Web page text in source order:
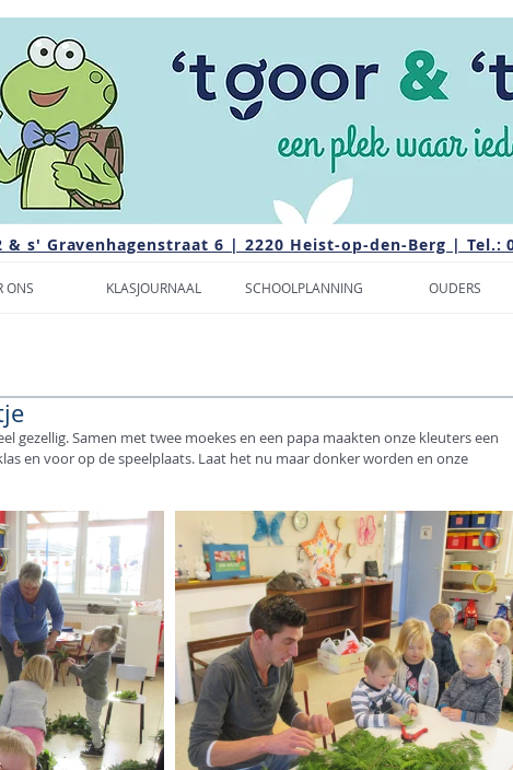
s' Gravenhagenstraat 6 | 2220 Heist-op-den-Berg | Tel.:
ONS KLASJOURNAAL SCHOOLPLANNING OUDERS
gezellig. Samen met twee moekes en een papa maakten onze kleuters een
en voor op de speelplaats. Laat het nu maar donker worden en onze